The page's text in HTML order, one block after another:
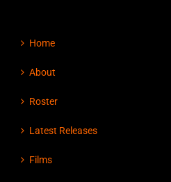
Home
About
Roster
Latest Releases
Films